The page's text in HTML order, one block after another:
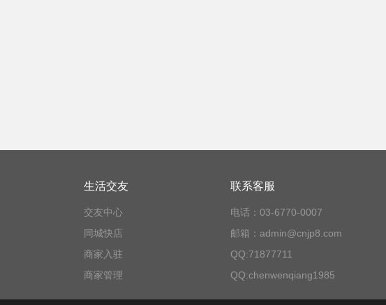
生活交友
交友中心
同城快店
商家入驻
商家管理
联系客服
电话：03-6770-0007
邮箱：admin@cnjp8.com
QQ:71877711
QQ:chenwenqiang1985